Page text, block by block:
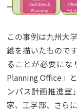
この事例は九州大
織を描いたもので
ることが必要にな
Planning Office」
ンパス計画推進室
家、工学部、さら